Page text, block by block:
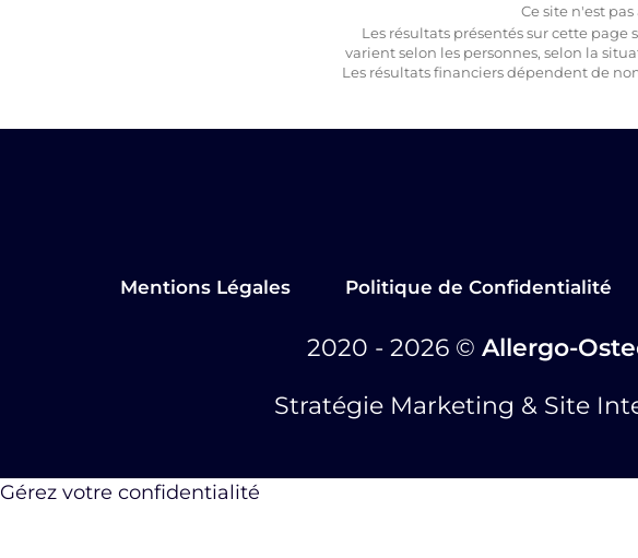
Ce site n'est
Les résultats présentés sur cette
varient selon les personnes, selon la
Les résultats financiers dépendent de
Mentions Légales Politique de Confidentialité
2020 - 2026© Allergo-
Stratégie Marketing & Site
Gérez votre confidentialité